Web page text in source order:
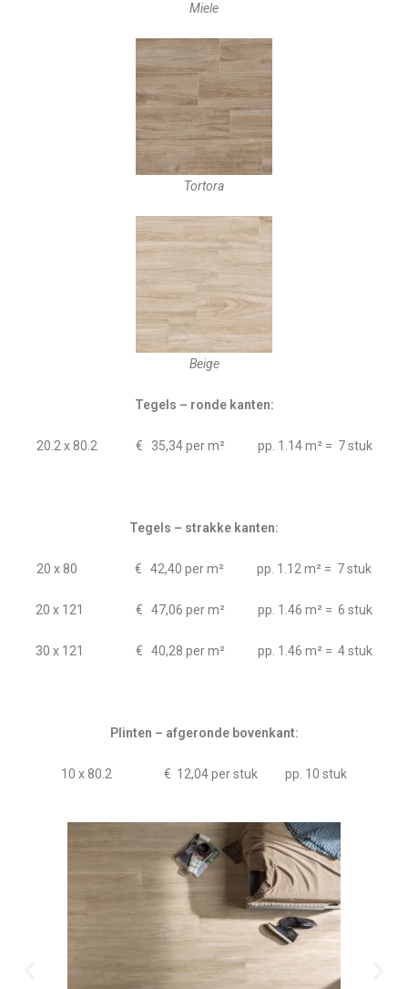
Miele
Tortora
Beige
Tegels – ronde kanten:
20.2 x 80.2 € 35,34 per m² pp. 1.14 m² = 7 stuk
Tegels – strakke kanten:
20 x 80 € 42,40 per m² pp. 1.12 m² = 7 stuk
20 x 121 € 47,06 per m² pp. 1.46 m² = 6 stuk
30 x 121 € 40,28 per m² pp. 1.46 m² = 4 stuk
Plinten – afgeronde bovenkant:
10 x 80.2 € 12,04 per stuk pp. 10 stuk